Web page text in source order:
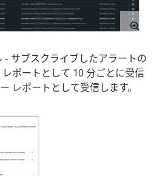
- サブスクライブしたアラートの
ポートとして 10 分ごとに受信
レポートとして受信します。